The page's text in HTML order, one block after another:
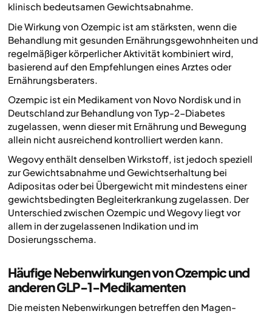
klinisch bedeutsamen Gewichtsabnahme.
Die Wirkung von Ozempic ist am stärksten, wenn die
Behandlung mit gesunden Ernährungsgewohnheiten und
regelmäßiger körperlicher Aktivität kombiniert wird,
basierend auf den Empfehlungen eines Arztes oder
Ernährungsberaters.
Ozempic ist ein Medikament von Novo Nordisk und in
Deutschland zur Behandlung von Typ-2-Diabetes
zugelassen, wenn dieser mit Ernährung und Bewegung
allein nicht ausreichend kontrolliert werden kann.
Wegovy enthält denselben Wirkstoff, ist jedoch speziell
zur Gewichtsabnahme und Gewichtserhaltung bei
Adipositas oder bei Übergewicht mit mindestens einer
gewichtsbedingten Begleiterkrankung zugelassen. Der
Unterschied zwischen Ozempic und Wegovy liegt vor
allem in der zugelassenen Indikation und im
Dosierungsschema.
Häufige Nebenwirkungen von Ozempic und
anderen GLP-1-Medikamenten
Die meisten Nebenwirkungen betreffen den Magen-